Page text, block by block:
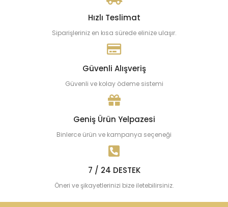
Hızlı Teslimat
Siparişleriniz en kısa sürede elinize ulaşır.
Güvenli Alışveriş
Güvenli ve kolay ödeme sistemi
Geniş Ürün Yelpazesi
Binlerce ürün ve kampanya seçeneği
7 / 24 DESTEK
Öneri ve şikayetlerinizi bize iletebilirsiniz.